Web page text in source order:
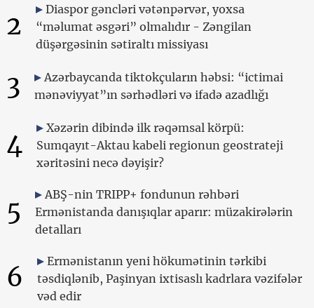
2
Diaspor gəncləri vətənpərvər, yoxsa
“məlumat əsgəri” olmalıdır - Zəngilan
düşərgəsinin sətiraltı missiyası
3
Azərbaycanda tiktokçuların həbsi: “ictimai
mənəviyyat”ın sərhədləri və ifadə azadlığı
4
Xəzərin dibində ilk rəqəmsal körpü:
Sumqayıt-Aktau kabeli regionun geostrateji
xəritəsini necə dəyişir?
5
ABŞ-nin TRIPP+ fondunun rəhbəri
Ermənistanda danışıqlar aparır: müzakirələrin
detalları
6
Ermənistanın yeni hökumətinin tərkibi
təsdiqlənib, Paşinyan ixtisaslı kadrlara vəzifələr
vəd edir